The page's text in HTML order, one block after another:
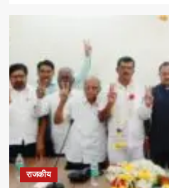
लाखोच्या
बिले
काढणारे
निलंबित
राजकीय